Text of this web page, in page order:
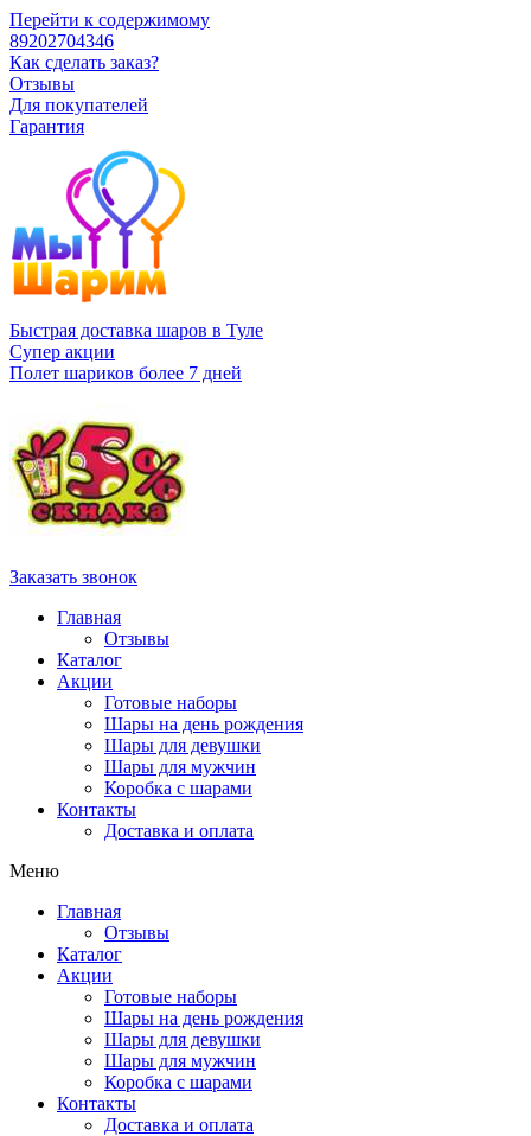
Перейти к содержимому
89202704346
Как сделать заказ?
Отзывы
Для покупателей
Гарантия
Быстрая доставка шаров в Туле
Супер акции
Полет шариков более 7 дней
Заказать звонок
Главная
Отзывы
Каталог
Акции
Готовые наборы
Шары на день рождения
Шары для девушки
Шары для мужчин
Коробка с шарами
Контакты
Доставка и оплата
Меню
Главная
Отзывы
Каталог
Акции
Готовые наборы
Шары на день рождения
Шары для девушки
Шары для мужчин
Коробка с шарами
Контакты
Доставка и оплата